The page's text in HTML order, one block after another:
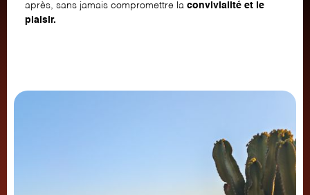
après, sans jamais compromettre la convivialité et le
plaisir.